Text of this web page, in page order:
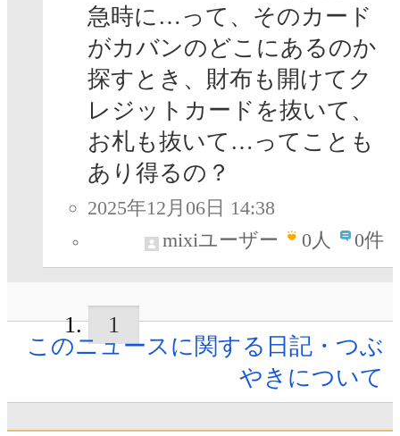
急時に…って、そのカード
がカバンのどこにあるのか
探すとき、財布も開けてク
レジットカードを抜いて、
お札も抜いて…ってことも
あり得るの？
2025年12月06日 14:38
mixiユーザー
0人 0件
1
このニュースに関する日記・つぶ
やきについて